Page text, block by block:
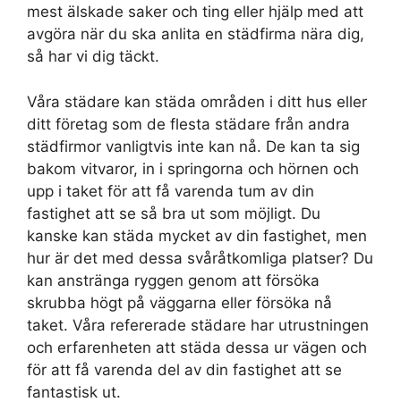
mest älskade saker och ting eller hjälp med att
avgöra när du ska anlita en städfirma nära dig,
så har vi dig täckt.
Våra städare kan städa områden i ditt hus eller
ditt företag som de flesta städare från andra
städfirmor vanligtvis inte kan nå. De kan ta sig
bakom vitvaror, in i springorna och hörnen och
upp i taket för att få varenda tum av din
fastighet att se så bra ut som möjligt. Du
kanske kan städa mycket av din fastighet, men
hur är det med dessa svåråtkomliga platser? Du
kan anstränga ryggen genom att försöka
skrubba högt på väggarna eller försöka nå
taket. Våra refererade städare har utrustningen
och erfarenheten att städa dessa ur vägen och
för att få varenda del av din fastighet att se
fantastisk ut.